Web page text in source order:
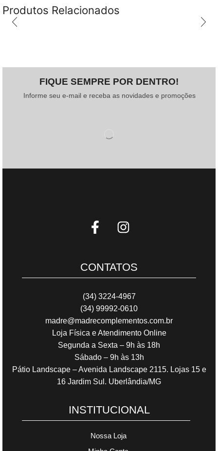
Produtos Relacionados
FIQUE SEMPRE POR DENTRO!
Informe seu e-mail e receba as novidades e promoções
CONTATOS
(34) 3224-4967
(34) 99992-0610
madre@madrecomplementos.com.br
Loja Física e Atendimento Online
Segunda a Sexta – 9h às 18h
Sábado – 9h às 13h
Pátio Landscape – Avenida Landscape 2115. Lojas 15 e
16 Jardim Sul. Uberlândia/MG
INSTITUCIONAL
Nossa Loja